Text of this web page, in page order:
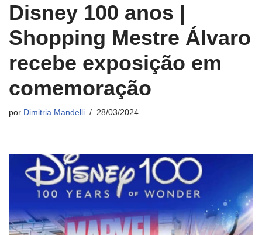
Disney 100 anos |
Shopping Mestre Álvaro
recebe exposição em
comemoração
por Dimitria Mandelli 28/03/2024